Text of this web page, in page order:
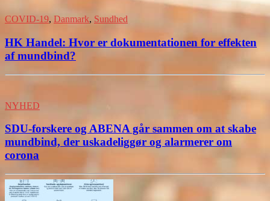
COVID-19, Danmark, Sundhed
HK Handel: Hvor er dokumentationen for effekten
af mundbind?
NYHED
SDU-forskere og ABENA går sammen om at skabe
mundbind, der uskadeliggør og alarmerer om
corona